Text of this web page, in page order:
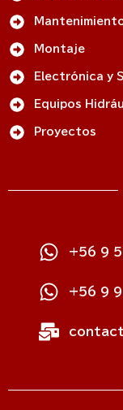
Montaje
Electrónica y
Equipos
Proyectos
+56 9
+56 9